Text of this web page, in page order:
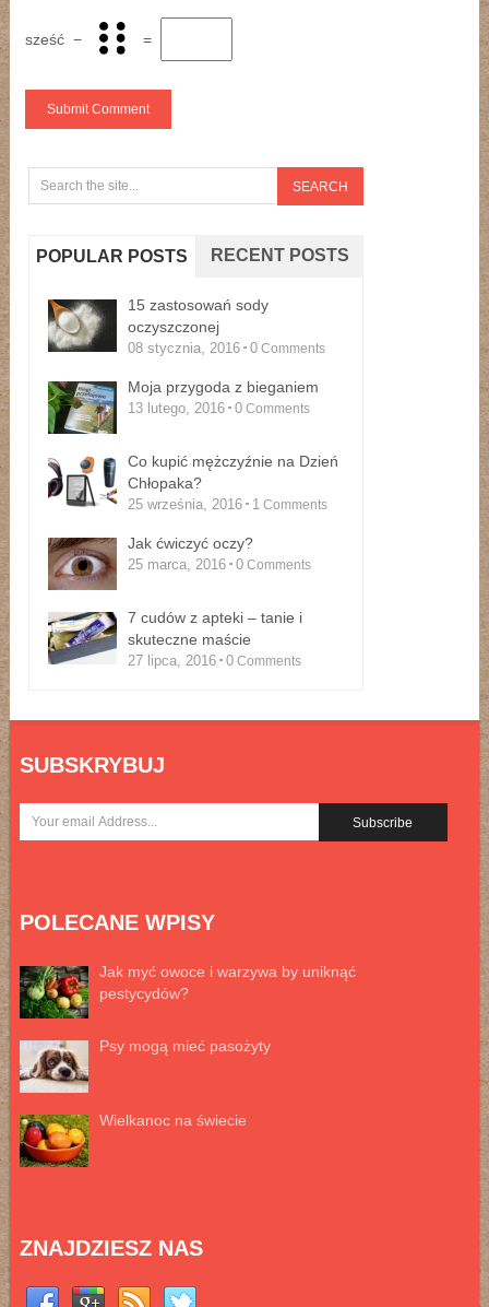
sześć − =
POPULAR POSTS RECENT POSTS
15 zastosowań sody
oczyszczonej
08 stycznia, 2016 0 Comments
Moja przygoda z bieganiem
13 lutego, 2016 0 Comments
Co kupić mężczyźnie na Dzień
Chłopaka?
25 września, 2016 1 Comments
Jak ćwiczyć oczy?
25 marca, 2016 0 Comments
7 cudów z apteki – tanie i
skuteczne maście
27 lipca, 2016 0 Comments
SUBSKRYBUJ
POLECANE WPISY
Jak myć owoce i warzywa by uniknąć
pestycydów?
Psy mogą mieć pasożyty
Wielkanoc na świecie
ZNAJDZIESZ NAS